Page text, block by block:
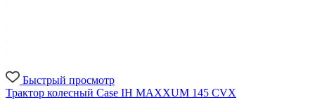
Быстрый просмотр
Трактор колесный Case IH MAXXUM 145 CVX